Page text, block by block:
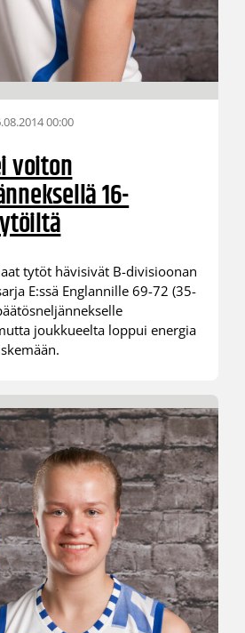
00:00
voiton
16-
tytöt hävisivät B-divisioonan
E:ssä Englannille 69-72 (35-
joukkueelta loppui energia